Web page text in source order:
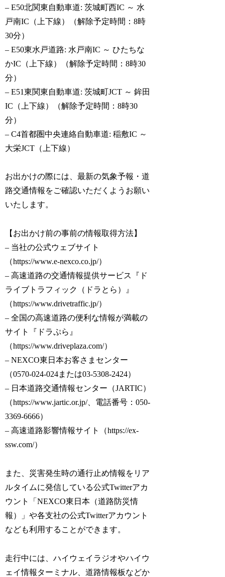
– E50北関東自動車道: 茨城町西IC ～ 水
戸南IC（上下線）（解除予定時間：8時
30分）
– E50東水戸道路: 水戸南IC ～ ひたちな
かIC（上下線）（解除予定時間：8時30
分）
– E51東関東自動車道: 茨城町JCT ～ 鉾田
IC（上下線）（解除予定時間：8時30
分）
– C4首都圏中央連絡自動車道: 稲敷IC ～
大栄JCT（上下線）
お出かけの際には、最新の気象予報・道
路交通情報をご確認いただくようお願い
いたします。
【お出かけ前の事前の情報取得方法】
– 当社の公式ウェブサイト
（https://www.e-nexco.co.jp/）
– 高速道路の交通情報提供サービス『ド
ライブトラフィック（ドラとら）』
（https://www.drivetraffic.jp/）
– 全国の高速道路の便利な情報が満載の
サイト『ドラぷら』
（https://www.driveplaza.com/）
– NEXCO東日本お客さまセンター
（0570-024-024または03-5308-2424）
– 日本道路交通情報センター（JARTIC）
（https://www.jartic.or.jp/、電話番号：050-
3369-6666）
– 高速道路影響情報サイト（https://ex-
ssw.com/）
また、災害発生時の通行止め情報をリア
ルタイムに発信している公式Twitterアカ
ウント「NEXCO東日本（道路防災情
報）」や各支社の公式Twitterアカウント
なども利用することができます。
走行中には、ハイウェイラジオやハイウ
ェイ情報ターミナル、道路情報板などか